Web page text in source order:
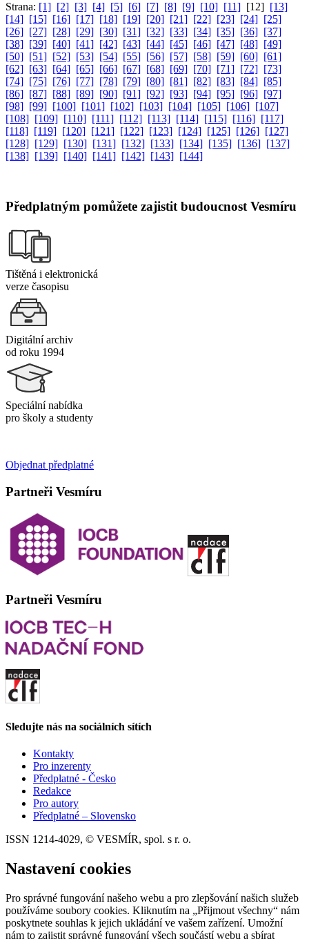
Strana: [1] [2] [3] [4] [5] [6] [7] [8] [9] [10] [11] [12] [13]
[14] [15] [16] [17] [18] [19] [20] [21] [22] [23] [24] [25]
[26] [27] [28] [29] [30] [31] [32] [33] [34] [35] [36] [37]
[38] [39] [40] [41] [42] [43] [44] [45] [46] [47] [48] [49]
[50] [51] [52] [53] [54] [55] [56] [57] [58] [59] [60] [61]
[62] [63] [64] [65] [66] [67] [68] [69] [70] [71] [72] [73]
[74] [75] [76] [77] [78] [79] [80] [81] [82] [83] [84] [85]
[86] [87] [88] [89] [90] [91] [92] [93] [94] [95] [96] [97]
[98] [99] [100] [101] [102] [103] [104] [105] [106] [107]
[108] [109] [110] [111] [112] [113] [114] [115] [116] [117]
[118] [119] [120] [121] [122] [123] [124] [125] [126] [127]
[128] [129] [130] [131] [132] [133] [134] [135] [136] [137]
[138] [139] [140] [141] [142] [143] [144]
Předplatným pomůžete zajistit budoucnost Vesmíru
Tištěná i elektronická
verze časopisu
Digitální archiv
od roku 1994
Speciální nabídka
pro školy a studenty
Objednat předplatné
Partneři Vesmíru
Partneři Vesmíru
Sledujte nás na sociálních sítích
Kontakty
Pro inzerenty
Předplatné - Česko
Redakce
Pro autory
Předplatné – Slovensko
ISSN 1214-4029, © VESMÍR, spol. s r. o.
Nastavení cookies
Pro správné fungování našeho webu a pro zlepšování našich služeb
používáme soubory cookies. Kliknutím na „Přijmout všechny“ nám
poskytnete souhlas k jejich ukládání ve vašem zařízení. Umožní
nám to zajistit správné fungování všech součástí webu a sbírat